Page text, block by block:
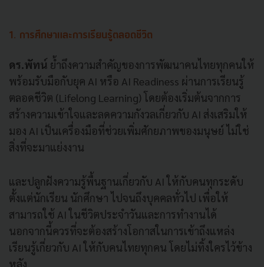
1. การศึกษาและการเรียนรู้ตลอดชีวิต
ดร.พัทน์ ย้ำถึงความสำคัญของการพัฒนาคนไทยทุกคนให้
พร้อมรับมือกับยุค AI หรือ AI Readiness ผ่านการเรียนรู้
ตลอดชีวิต (Lifelong Learning) โดยต้องเริ่มต้นจากการ
สร้างความเข้าใจและลดความกังวลเกี่ยวกับ AI ส่งเสริมให้
มอง AI เป็นเครื่องมือที่ช่วยเพิ่มศักยภาพของมนุษย์ ไม่ใช่
สิ่งที่จะมาแย่งงาน
และปลูกฝังความรู้พื้นฐานเกี่ยวกับ AI ให้กับคนทุกระดับ
ตั้งแต่นักเรียน นักศึกษา ไปจนถึงบุคคลทั่วไป เพื่อให้
สามารถใช้ AI ในชีวิตประจำวันและการทำงานได้
นอกจากนี้ควรที่จะต้องสร้างโอกาสในการเข้าถึงแหล่ง
เรียนรู้เกี่ยวกับ AI ให้กับคนไทยทุกคน โดยไม่ทิ้งใครไว้ข้าง
หลัง